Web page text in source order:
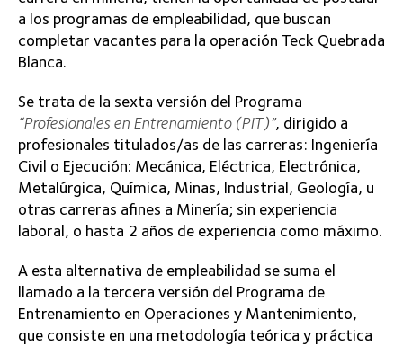
a los programas de empleabilidad, que buscan
completar vacantes para la operación Teck Quebrada
Blanca.
Se trata de la sexta versión del Programa
“Profesionales en Entrenamiento (PIT)”, dirigido a
profesionales titulados/as de las carreras: Ingeniería
Civil o Ejecución: Mecánica, Eléctrica, Electrónica,
Metalúrgica, Química, Minas, Industrial, Geología, u
otras carreras afines a Minería; sin experiencia
laboral, o hasta 2 años de experiencia como máximo.
A esta alternativa de empleabilidad se suma el
llamado a la tercera versión del Programa de
Entrenamiento en Operaciones y Mantenimiento,
que consiste en una metodología teórica y práctica